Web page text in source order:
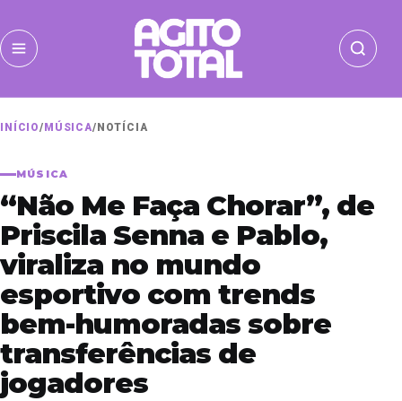
INÍCIO/ MÚSICA/ NOTÍCIA
MÚSICA
“Não Me Faça Chorar”, de
Priscila Senna e Pablo,
viraliza no mundo
esportivo com trends
bem-humoradas sobre
transferências de
jogadores